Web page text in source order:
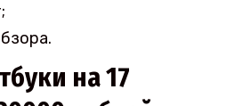
на 17